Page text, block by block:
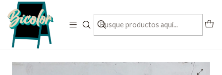
Inicio letreros pre diseñados
Letreros para colgar
Letrero Papas Fritas